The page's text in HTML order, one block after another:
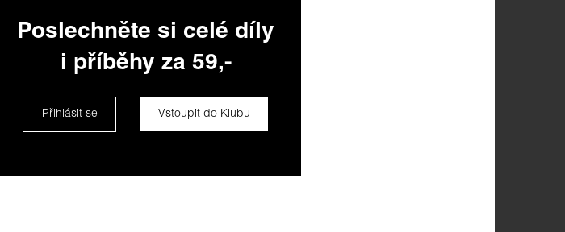
Poslechněte si celé díly
i příběhy za 59,-
Přihlásit se Vstoupit do Klubu